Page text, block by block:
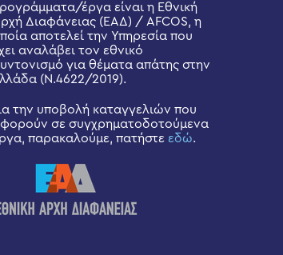
έργα είναι η Εθνική
Διαφάνειας (ΕΑΔ) / AFCOS, η
αποτελεί την Υπηρεσία που
αναλάβει τον εθνικό
για θέματα απάτης στην
(Ν.4622/2019).
την υποβολή καταγγελιών που
σε συγχρηματοδοτούμενα
παρακαλούμε, πατήστε εδώ.